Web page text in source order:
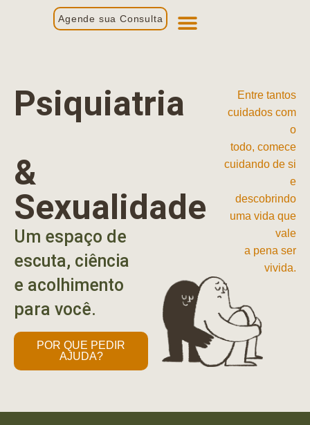
Agende sua Consulta
Psiquiatria
&
Sexualidade
Um espaço de
escuta, ciência
e acolhimento
para você.
POR QUE PEDIR
AJUDA?
Entre tantos
cuidados com
o
todo, comece
cuidando de si
e
descobrindo
uma vida que
vale
a pena ser
vivida.